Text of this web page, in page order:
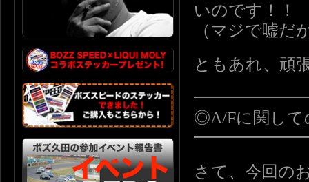
いのです！！
（マジで嘘だ
ともあれ、頑
◎A/Fに関して
さて、今回の